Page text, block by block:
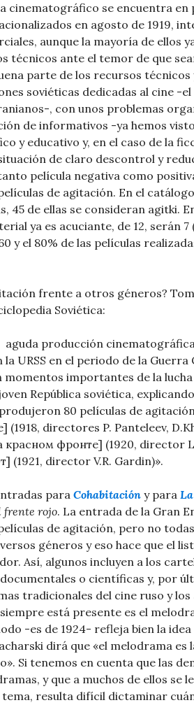
cinematográfico se encuentra en
en agosto de 1919,
aunque la mayoría de ellos
técnicos ante el temor de que
parte de los recursos técnicos
soviéticas dedicadas al cine -
, con unos problemas
de informativos -ya hemos
y educativo y, en el caso de la
de claro descontrol y
película negativa como
de agitación. En el
45 de ellas se consideran agitki.
ya es acuciante, de 12, serán 7
y el 80% de las películas
frente a otros géneros?
Soviética:
producción
URSS en el periodo de la Guerra
importantes de la
República soviética,
80 películas de
(1918, directores P. Panteleev,
красном фронте] (1920, director
(1921, director V.R. Gardin)».
para Cohabitación y para
frente rojo. La entrada de la Gran
de agitación, pero no
géneros y eso hace que el
Así, algunos incluyen a los
o científicas y, por
tradicionales del cine ruso y los
está presente es el
-es de 1924- refleja bien la
dirá que «el melodrama es
Si tenemos en cuenta que las
y que a muchos de ellos se
tema, resulta difícil dictaminar